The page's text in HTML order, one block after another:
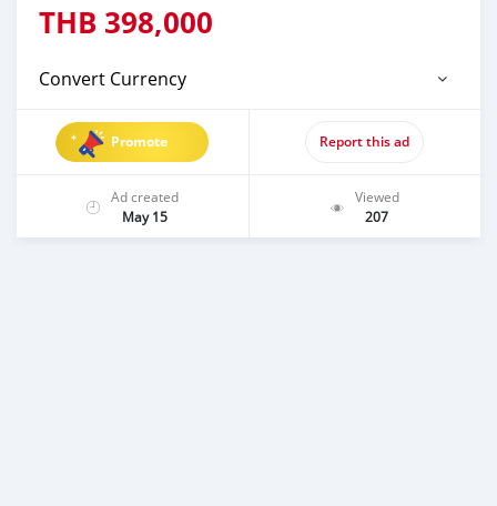
THB 398,000
Convert Currency
Promote Report this ad
Ad created
May 15
Viewed
207